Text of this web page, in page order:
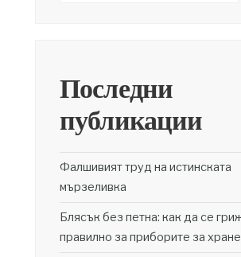
Последни
публикации
Фалшивият труд на истинската
мързеливка
Блясък без петна: как да се
правилно за приборите за